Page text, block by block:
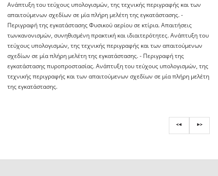
Ανάπτυξη του τεύχους υπολογισμών, της τεχνικής περιγραφής και των
απαιτούμενων σχεδίων σε μία πλήρη μελέτη της εγκατάστασης. -
Περιγραφή της εγκατάστασης Φυσικού αερίου σε κτίρια. Απαιτήσεις
τωνκανονισμών, συνηθισμένη πρακτική και ιδιαιτερότητες. Ανάπτυξη του
τεύχους υπολογισμών, της τεχνικής περιγραφής και των απαιτούμενων
σχεδίων σε μία πλήρη μελέτη της εγκατάστασης. - Περιγραφή της
εγκατάστασης πυροπροστασίας. Ανάπτυξη του τεύχους υπολογισμών, της
τεχνικής περιγραφής και των απαιτούμενων σχεδίων σε μία πλήρη μελέτη
της εγκατάστασης.